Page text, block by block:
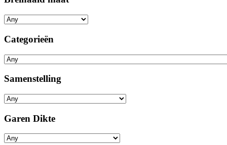
Categorieën
Samenstelling
Garen Dikte